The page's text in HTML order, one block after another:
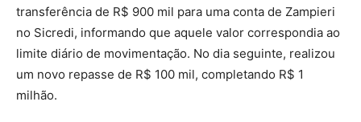
transferência de R$ 900 mil para uma conta de Zampieri
no Sicredi, informando que aquele valor correspondia ao
limite diário de movimentação. No dia seguinte, realizou
um novo repasse de R$ 100 mil, completando R$ 1
milhão.